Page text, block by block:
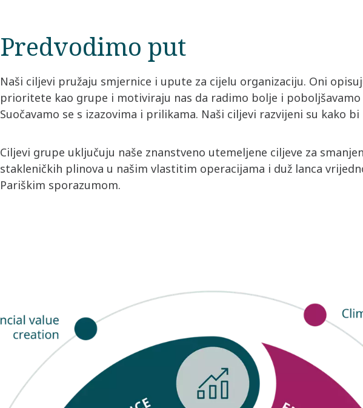
Predvodimo put
Naši ciljevi pružaju smjernice i upute za cijelu organizaciju. Oni
prioritete kao grupe i motiviraju nas da radimo bolje i poboljšavamo
Suočavamo se s izazovima i prilikama. Naši ciljevi razvijeni su kako
Ciljevi grupe uključuju naše znanstveno utemeljene ciljeve za
stakleničkih plinova u našim vlastitim operacijama i duž lanca
Pariškim sporazumom.